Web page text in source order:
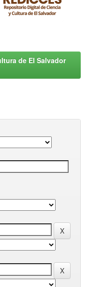
de El Salvador